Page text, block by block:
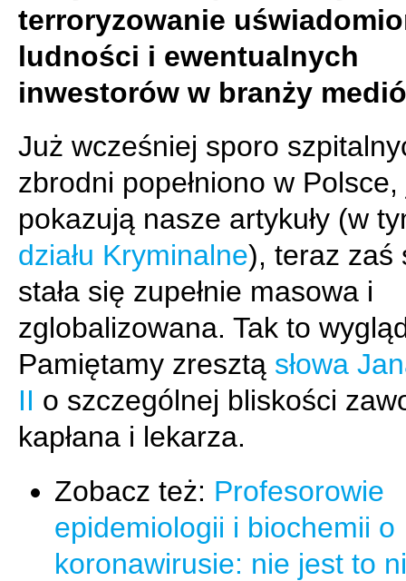
terroryzowanie
ludności i ewentualnych
inwestorów w branży
Już wcześniej sporo
zbrodni popełniono w Polsce,
pokazują nasze artykuły (w
działu Kryminalne), teraz zaś
stała się zupełnie masowa i
zglobalizowana. Tak to
Pamiętamy zresztą słowa
II o szczególnej bliskości
kapłana i lekarza.
Zobacz też: Profesorowie
epidemiologii i biochemii o
koronawirusie: nie jest to